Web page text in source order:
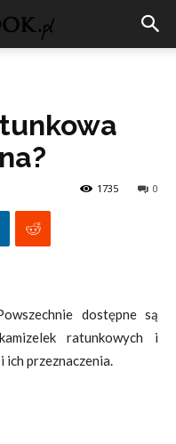
0
1735
dostępne są
ratunkowych i
ich przeznaczenia.